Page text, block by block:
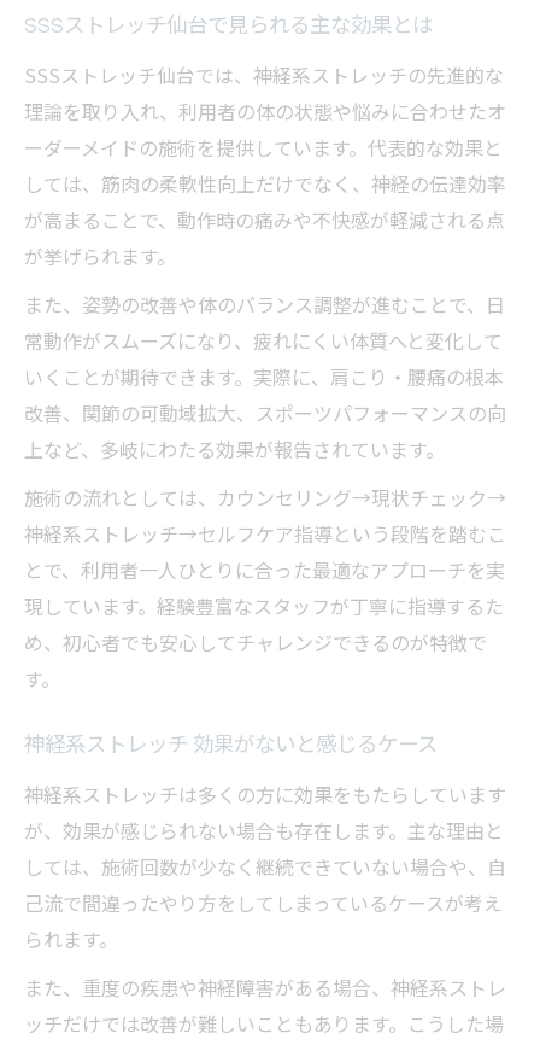
SSSストレッチ仙台で見られる主な効果とは
SSSストレッチ仙台では、神経系ストレッチの先進的な
理論を取り入れ、利用者の体の状態や悩みに合わせたオ
ーダーメイドの施術を提供しています。代表的な効果と
しては、筋肉の柔軟性向上だけでなく、神経の伝達効率
が高まることで、動作時の痛みや不快感が軽減される点
が挙げられます。
また、姿勢の改善や体のバランス調整が進むことで、日
常動作がスムーズになり、疲れにくい体質へと変化して
いくことが期待できます。実際に、肩こり・腰痛の根本
改善、関節の可動域拡大、スポーツパフォーマンスの向
上など、多岐にわたる効果が報告されています。
施術の流れとしては、カウンセリング→現状チェック→
神経系ストレッチ→セルフケア指導という段階を踏むこ
とで、利用者一人ひとりに合った最適なアプローチを実
現しています。経験豊富なスタッフが丁寧に指導するた
め、初心者でも安心してチャレンジできるのが特徴で
す。
神経系ストレッチ 効果がないと感じるケース
神経系ストレッチは多くの方に効果をもたらしています
が、効果が感じられない場合も存在します。主な理由と
しては、施術回数が少なく継続できていない場合や、自
己流で間違ったやり方をしてしまっているケースが考え
られます。
また、重度の疾患や神経障害がある場合、神経系ストレ
ッチだけでは改善が難しいこともあります。こうした場